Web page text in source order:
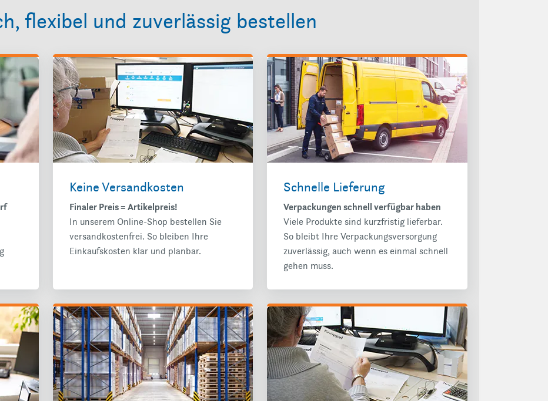
flexibel und zuverlässig bestellen
Keine Versandkosten
Finaler Preis = Artikelpreis!
In unserem Online-Shop bestellen Sie
versandkostenfrei. So bleiben Ihre
Einkaufskosten klar und planbar.
Schnelle Lieferung
Verpackungen schnell verfügbar haben
Viele Produkte sind kurzfristig lieferbar.
So bleibt Ihre Verpackungsversorgung
zuverlässig, auch wenn es einmal schnell
gehen muss.